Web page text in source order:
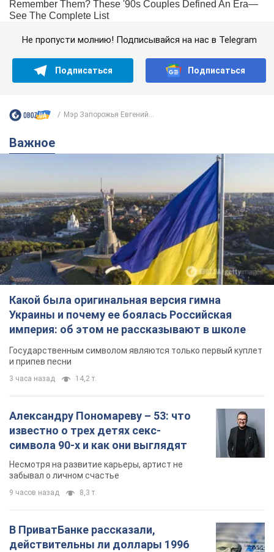
Не пропусти молнию! Подписывайся на нас в Telegram
Подписаться Подписаться
Мэр Запорожья Евгений...
Важное
Какой была оригинальная версия гимна
Украины и почему ее боялась Российская
империя: об этом не рассказывают в школе
Государственным символом являются только первый куплет
и припев песни
3 часа назад 14,2 т.
Александру Пономареву – 53: что
известно о трех детях секс-
символа 90-х и как они выглядят
Несмотря на развитие карьеры, артист не
забывал о личном счастье
9 часов назад 8,3 т.
В ПриватБанке рассказали,
действительны ли доллары 1996